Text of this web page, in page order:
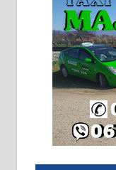
грејање
адресе.
Издајем
халу на
плацу
064/321-80-
На продају